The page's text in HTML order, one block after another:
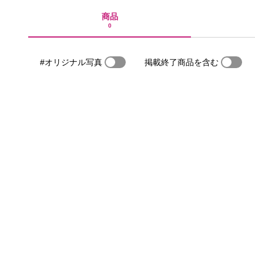
商品
0
#オリジナル写真 掲載終了商品を含む